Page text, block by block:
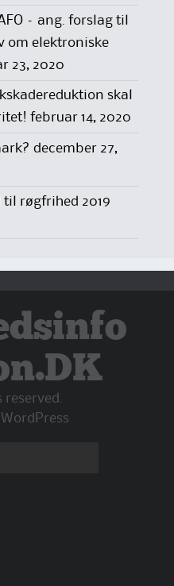
– ang. forslag til
om elektroniske
23, 2020
skal
februar 14, 2020
december 27,
til røgfrihed 2019
WordPress